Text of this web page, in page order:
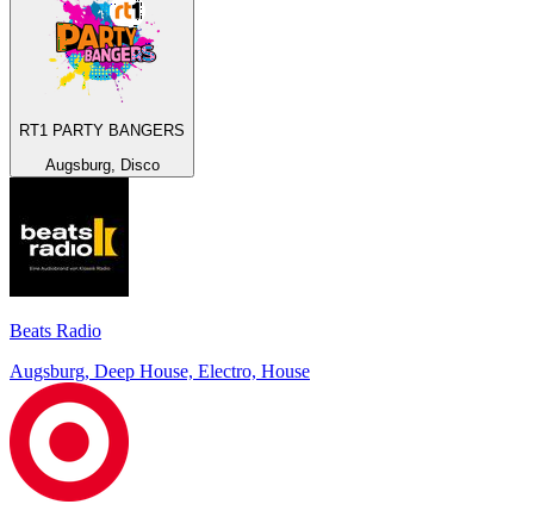
RT1 PARTY BANGERS
Augsburg, Disco
Beats Radio
Augsburg, Deep House, Electro, House